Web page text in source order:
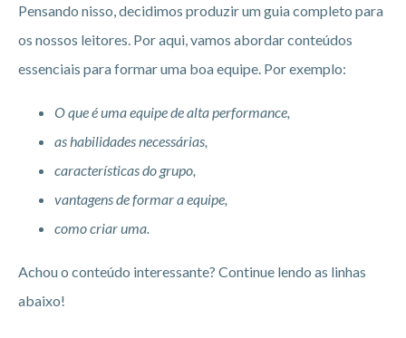
Pensando nisso, decidimos produzir um guia completo para
os nossos leitores. Por aqui, vamos abordar conteúdos
essenciais para formar uma boa equipe. Por exemplo:
O que é uma equipe de alta performance,
as habilidades necessárias,
características do grupo,
vantagens de formar a equipe,
como criar uma.
Achou o conteúdo interessante? Continue lendo as linhas
abaixo!